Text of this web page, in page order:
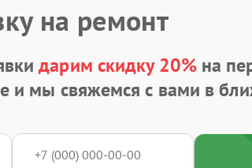
на ремонт
дарим скидку 20%на
и мы свяжемся с вами в